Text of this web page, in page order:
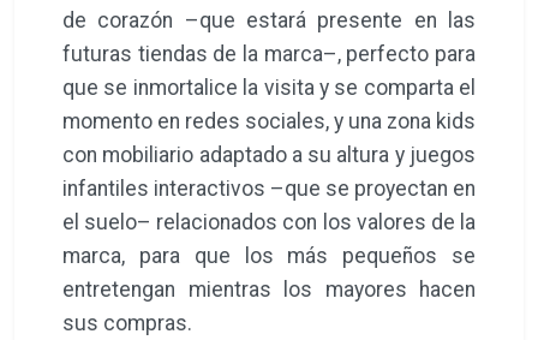
de corazón –que estará presente en las
futuras tiendas de la marca–, perfecto para
que se inmortalice la visita y se comparta el
momento en redes sociales, y una zona kids
con mobiliario adaptado a su altura y juegos
infantiles interactivos –que se proyectan en
el suelo– relacionados con los valores de la
marca, para que los más pequeños se
entretengan mientras los mayores hacen
sus compras.